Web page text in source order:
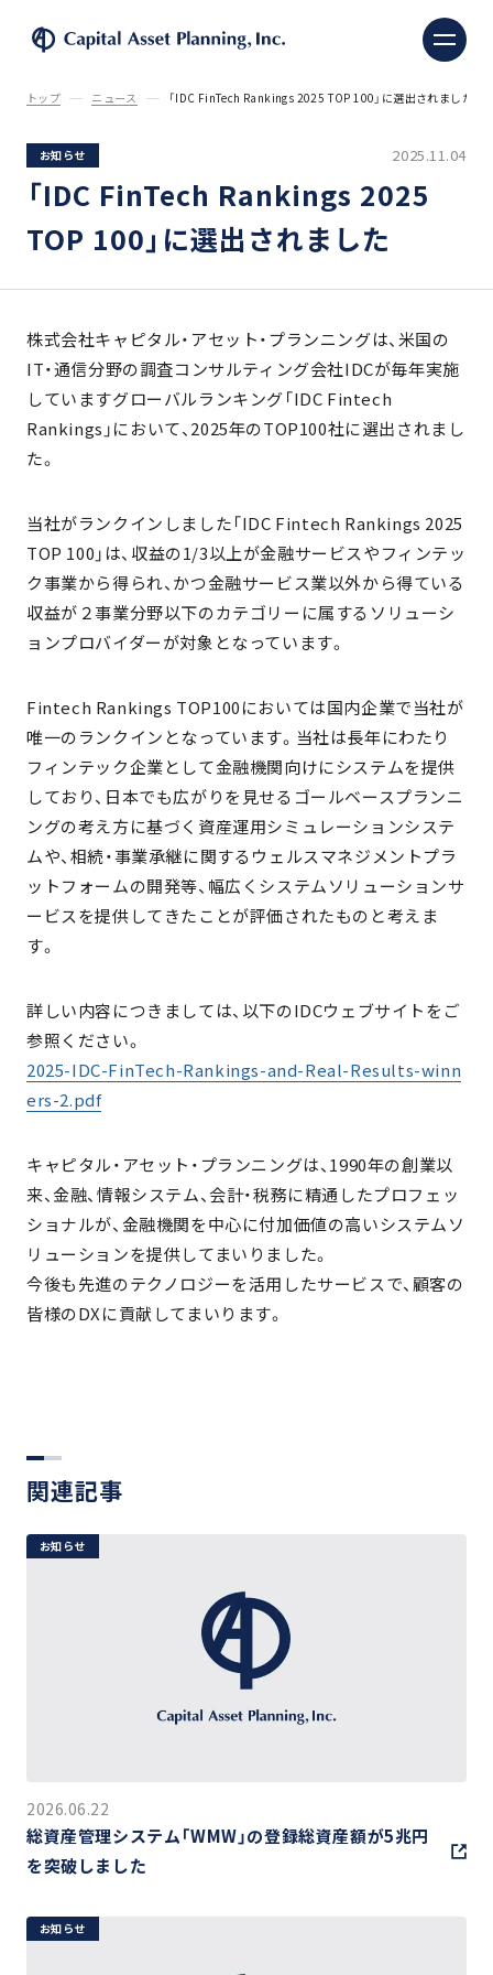
株式会社キャピタル・
トップ ニュース 「IDC FinTech Rankings 2025 TOP 100」に選出されました
お知らせ 2025.11.04
「IDC FinTech Rankings 2025
TOP 100」に選出されました
株式会社キャピタル・アセット・プランニングは、米国の
IT・通信分野の調査コンサルティング会社IDCが毎年実施
していますグローバルランキング「IDC Fintech
Rankings」において、2025年のTOP100社に選出されまし
た。
当社がランクインしました「IDC Fintech Rankings 2025
TOP 100」は、収益の1/3以上が金融サービスやフィンテッ
ク事業から得られ、かつ金融サービス業以外から得ている
収益が２事業分野以下のカテゴリーに属するソリューシ
ョンプロバイダーが対象となっています。
Fintech Rankings TOP100においては国内企業で当社が
唯一のランクインとなっています。当社は長年にわたり
フィンテック企業として金融機関向けにシステムを提供
しており、日本でも広がりを見せるゴールベースプランニ
ングの考え方に基づく資産運用シミュレーションシステ
ムや、相続・事業承継に関するウェルスマネジメントプラ
ットフォームの開発等、幅広くシステムソリューションサ
ービスを提供してきたことが評価されたものと考えま
す。
詳しい内容につきましては、以下のIDCウェブサイトをご
参照ください。
2025-IDC-FinTech-Rankings-and-Real-Results-winn
ers-2.pdf
キャピタル・アセット・プランニングは、1990年の創業以
来、金融、情報システム、会計・税務に精通したプロフェッ
ショナルが、金融機関を中心に付加価値の高いシステムソ
リューションを提供してまいりました。
今後も先進のテクノロジーを活用したサービスで、顧客の
皆様のDXに貢献してまいります。
関連記事
お知らせ
2026.06.22
総資産管理システム「WMW」の登録総資産額が5兆円
を突破しました
お知らせ